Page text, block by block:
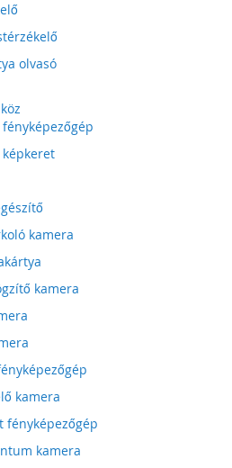
olvasó
kamera
kamera
kamera
fényképezőgép
kamera